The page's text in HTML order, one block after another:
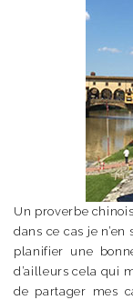
Un proverbe
dans ce cas je
planifier une
d’ailleurs cela qui
de partager mes